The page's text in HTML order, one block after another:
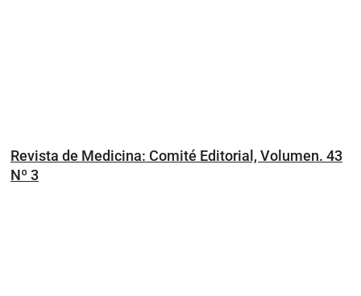
Revista de Medicina: Comité Editorial, Volumen. 43
Nº 3